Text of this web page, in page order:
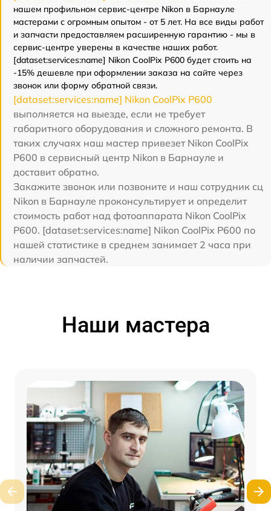
нашем профильном сервис-центре Nikon в Барнауле
мастерами с огромным опытом - от 5 лет. На все виды работ
и запчасти предоставляем расширенную гарантию - мы в
сервис-центре уверены в качестве наших работ.
[dataset:services:name] Nikon CoolPix P600 будет стоить на
-15% дешевле при оформлении заказа на сайте через
звонок или форму обратной связи.
[dataset:services:name] Nikon CoolPix P600
выполняется на выезде, если не требует
габаритного оборудования и сложного ремонта. В
таких случаях наш мастер привезет Nikon CoolPix
P600 в сервисный центр Nikon в Барнауле и
доставит обратно.
Закажите звонок или позвоните и наш сотрудник сц
Nikon в Барнауле проконсультирует и определит
стоимость работ над фотоаппарата Nikon CoolPix
P600. [dataset:services:name] Nikon CoolPix P600 по
нашей статистике в среднем занимает 2 часа при
наличии запчастей.
Наши мастера